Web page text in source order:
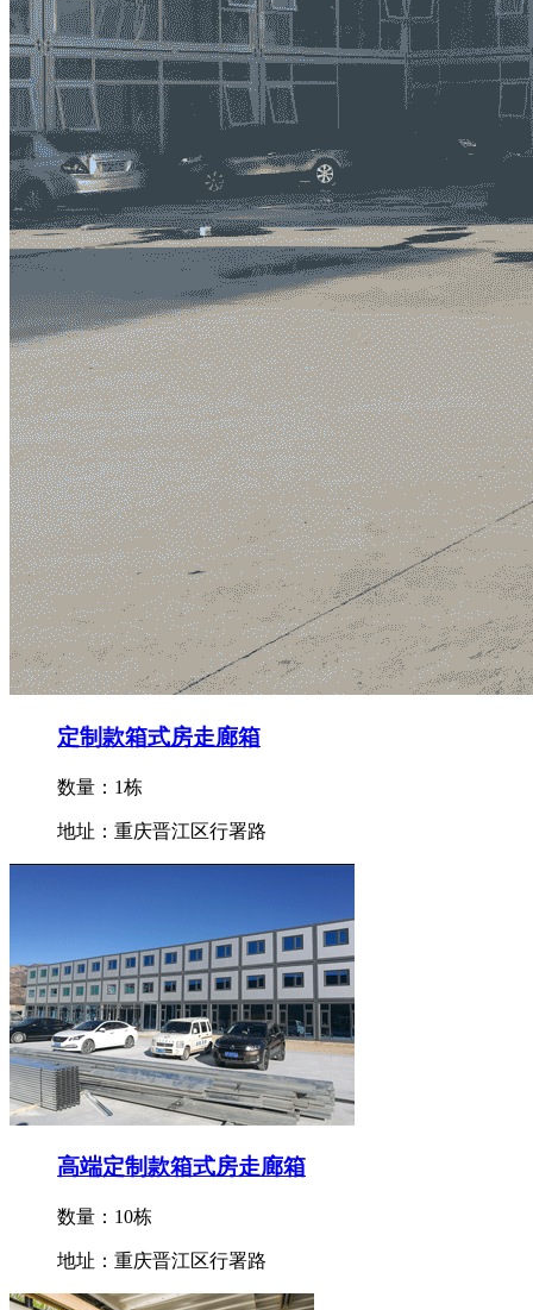
定制款箱式房走廊箱
数量：1栋
地址：重庆晋江区行署路
高端定制款箱式房走廊箱
数量：10栋
地址：重庆晋江区行署路